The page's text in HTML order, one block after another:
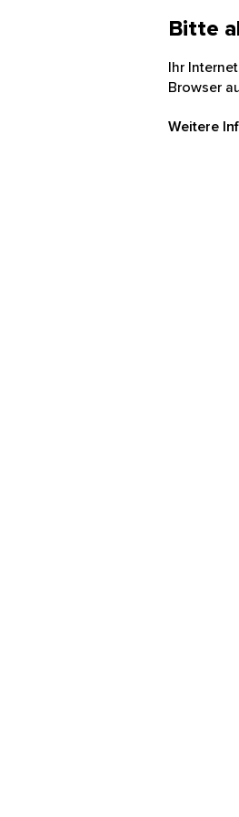
Bitte
Ihr
Browser
Weitere